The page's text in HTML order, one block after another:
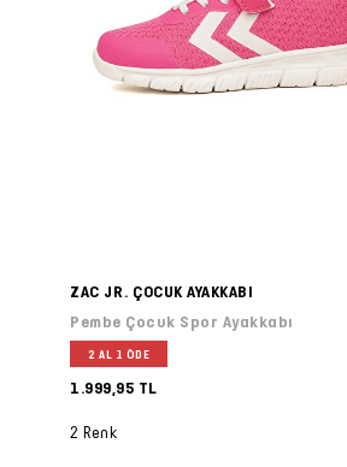
ZAC JR. ÇOCUK AYAKKABI
Pembe Çocuk Spor Ayakkabı
2 AL 1 ÖDE
1.999,95 TL
2 Renk